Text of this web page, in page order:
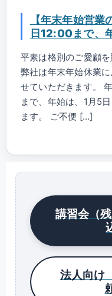
【年末年始営
日12:00まで、
平素は格別のご愛顧を
弊社は年末年始休業
せていただきます。
まで、年始は、1月5
ます。 ご不便 […]
講習会（
法人向け